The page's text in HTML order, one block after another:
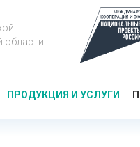
области
ПРОДУКЦИЯ И УСЛУГИ